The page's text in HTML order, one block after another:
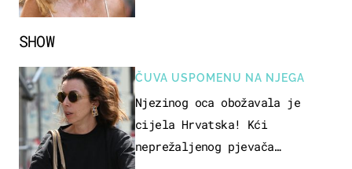
SHOW
ČUVA USPOMENU NA NJEGA
Njezinog oca obožavala je
cijela Hrvatska! Kći
neprežaljenog pjevača